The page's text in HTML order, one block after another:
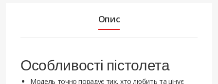
Опис
Особливості пістолета
Модель точно порадує тих, хто любить та цінує